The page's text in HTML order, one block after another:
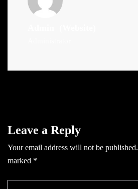
Leave a Reply
Your email address will not be published.
marked *